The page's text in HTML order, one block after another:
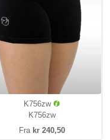
K756zw
K756zw
Frakr 240,50